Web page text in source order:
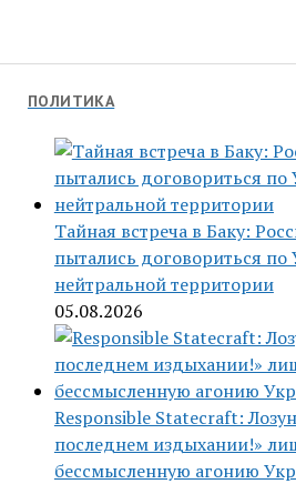
ПОЛИТИКА
Тайная встреча в Баку:
пытались договориться по
нейтральной территории
05.08.2026
Responsible Statecraft:
последнем издыхании!»
бессмысленную агонию